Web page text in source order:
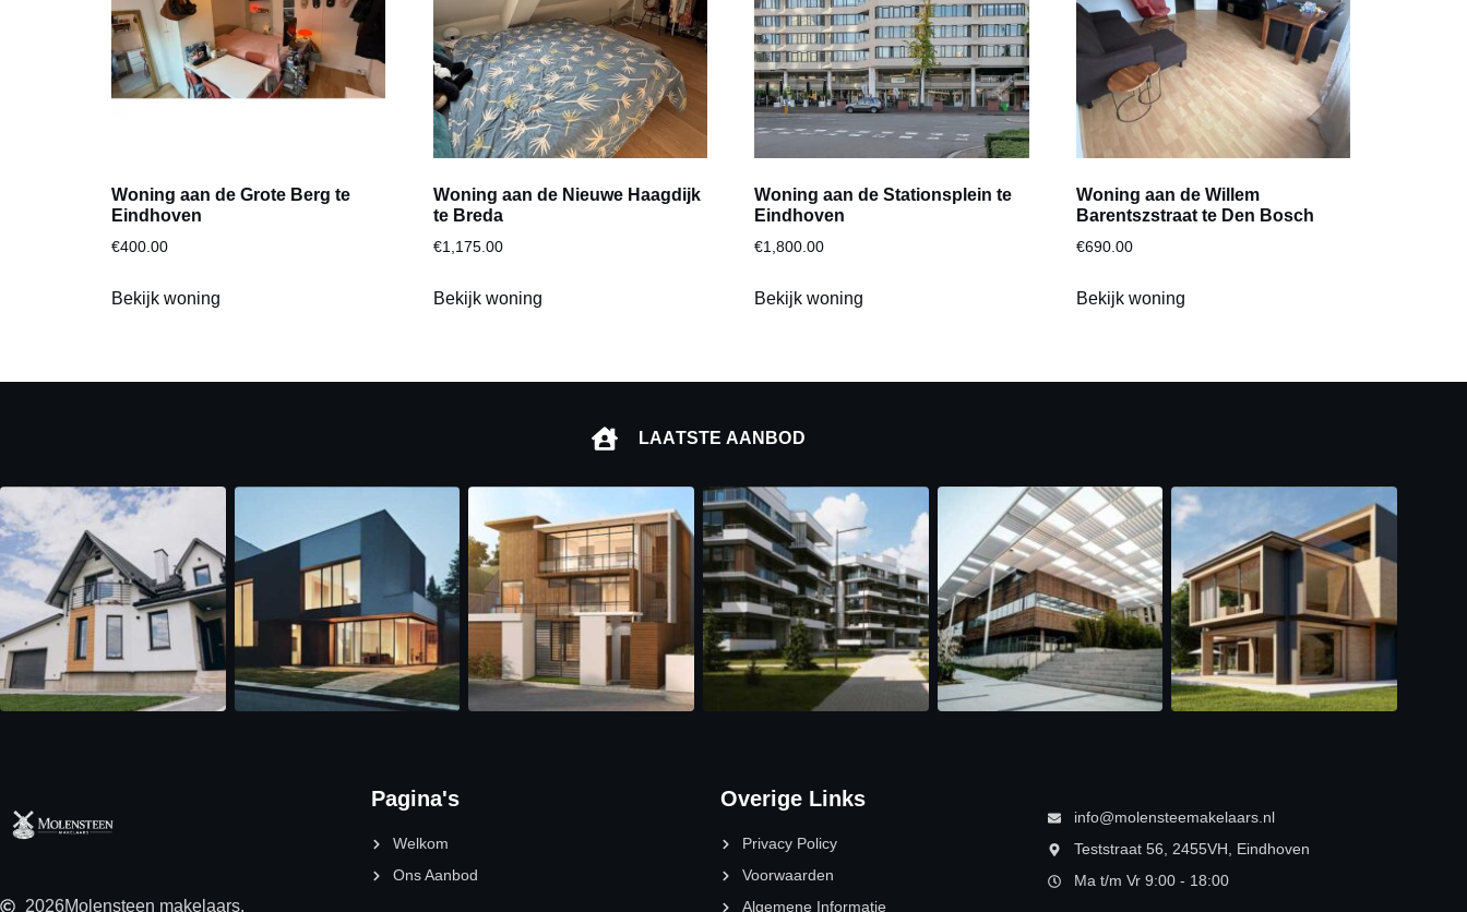
Woning aan de Grote Berg te
Eindhoven
€400.00
Bekijk woning
Woning aan de Nieuwe Haagdijk
te Breda
€1,175.00
Bekijk woning
Woning aan de Stationsplein te
Eindhoven
€1,800.00
Bekijk woning
Woning aan de Willem
Barentszstraat te Den Bosch
€690.00
Bekijk woning
LAATSTE AANBOD
2026Molensteen makelaars.
Pagina's
Welkom
Ons Aanbod
Overige Links
Privacy Policy
Voorwaarden
Algemene Informatie
info@molensteemakelaars.nl
Teststraat 56, 2455VH, Eindhoven
Ma t/m Vr 9:00 - 18:00